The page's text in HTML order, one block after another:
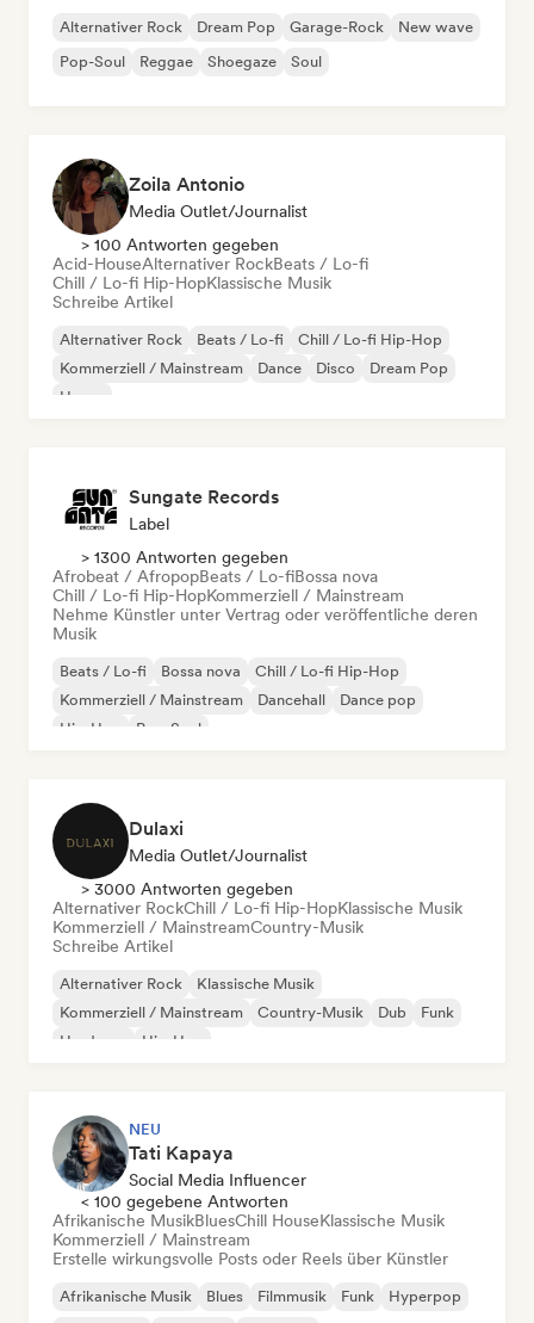
Alternativer Rock Dream Pop Garage-Rock
New wave
Pop-Soul
Reggae Shoegaze Soul
Zoila Antonio
Media Outlet/Journalist
> 100 Antworten gegeben
Acid-HouseAlternativer RockBeats / Lo-fi
Chill / Lo-fi Hip-HopKlassische Musik
Schreibe Artikel
Alternativer Rock Beats / Lo-fi
Chill / Lo-fi Hip-Hop
Kommerziell / Mainstream
Dance Disco
Dream Pop
House
Sungate Records
Label
> 1300 Antworten gegeben
Afrobeat / AfropopBeats / Lo-fiBossa nova
Chill / Lo-fi Hip-HopKommerziell / Mainstream
Nehme Künstler unter Vertrag oder veröffentliche deren
Musik
Beats / Lo-fi Bossa nova
Chill / Lo-fi Hip-Hop
Kommerziell / Mainstream
Dancehall
Dance pop
Hip-Hop
Pop-Soul
Dulaxi
Media Outlet/Journalist
> 3000 Antworten gegeben
Alternativer RockChill / Lo-fi Hip-HopKlassische Musik
Kommerziell / MainstreamCountry-Musik
Schreibe Artikel
Alternativer Rock
Klassische Musik
Kommerziell / Mainstream
Country-Musik Dub
Funk
Hardcore
Hip-Hop
NEU
Tati Kapaya
Social Media Influencer
< 100 gegebene Antworten
Afrikanische MusikBluesChill HouseKlassische Musik
Kommerziell / Mainstream
Erstelle wirkungsvolle Posts oder Reels über Künstler
Afrikanische Musik Blues Filmmusik Funk
Hyperpop